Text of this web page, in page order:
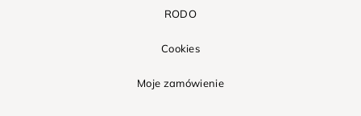
RODO
Cookies
Moje zamówienie